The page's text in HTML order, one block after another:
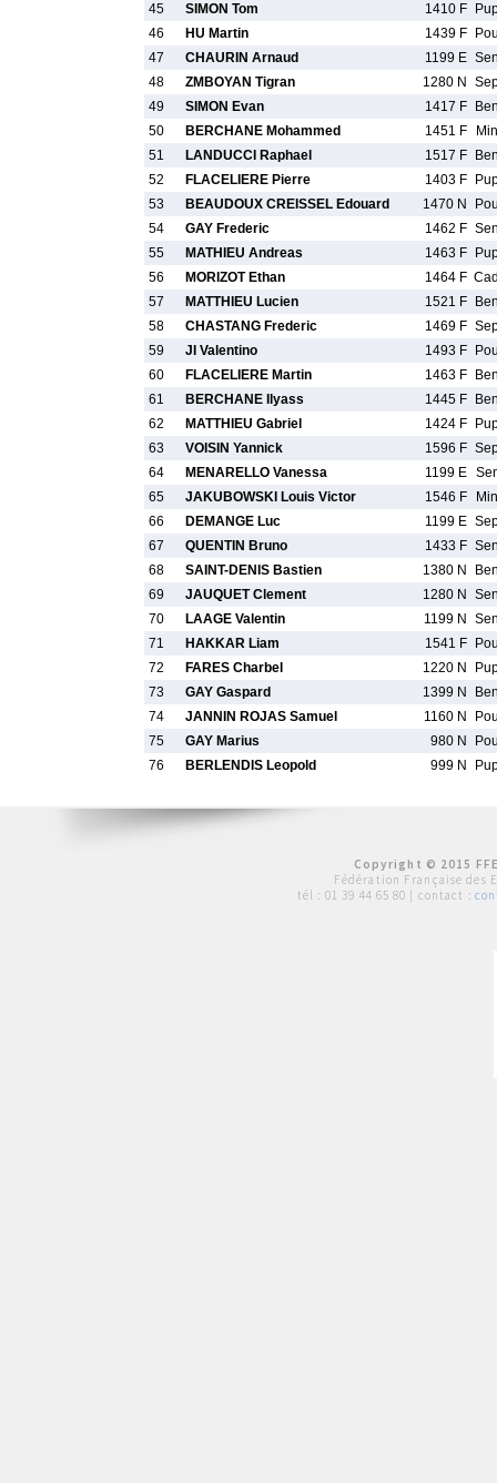
45
SIMON Tom 1410 F
46
HU Martin 1439 F
47
CHAURIN Arnaud 1199 E
48
ZMBOYAN Tigran 1280 N
49
SIMON Evan 1417 F
50
BERCHANE Mohammed 1451 F
51
LANDUCCI Raphael 1517 F
52
FLACELIERE Pierre 1403 F
53
BEAUDOUX CREISSEL Edouard 1470 N
54
GAY Frederic 1462 F
55
MATHIEU Andreas 1463 F
56
MORIZOT Ethan 1464 F
57
MATTHIEU Lucien 1521 F
58
CHASTANG Frederic 1469 F
59
JI Valentino 1493 F
60
FLACELIERE Martin 1463 F
61
BERCHANE Ilyass 1445 F
62
MATTHIEU Gabriel 1424 F
63
VOISIN Yannick 1596 F
64
MENARELLO Vanessa 1199 E
65
JAKUBOWSKI Louis Victor 1546 F
66
DEMANGE Luc 1199 E
67
QUENTIN Bruno 1433 F
68
SAINT-DENIS Bastien 1380 N
69
JAUQUET Clement 1280 N
70
LAAGE Valentin 1199 N
71
HAKKAR Liam 1541 F
72
FARES Charbel 1220 N
73
GAY Gaspard 1399 N
74
JANNIN ROJAS Samuel 1160 N
75
GAY Marius 980 N
76
BERLENDIS Leopold 999 N
Copyright © 2015
Fédération Française des
tél : 01 39 44 65 80 | contact :